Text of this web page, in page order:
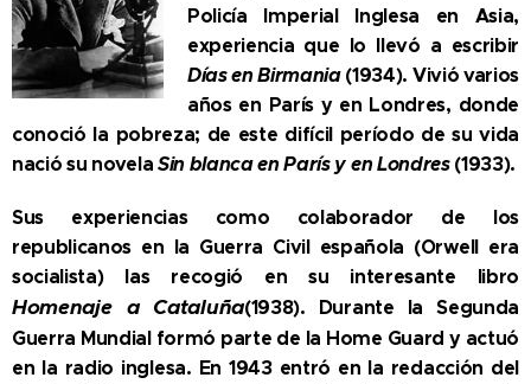
Policía Imperial Inglesa en Asia,
experiencia que lo llevó a escribir
Días en Birmania(1934). Vivió varios
años en París y en Londres, donde
conoció la pobreza; de este difícil período de su vida
nació su novelaSin blanca en París y en Londres(1933).
Sus experiencias como colaborador de los
republicanos en la Guerra Civil española (Orwell era
socialista) las recogió en su interesante libro
Homenaje a Cataluña(1938). Durante la Segunda
Guerra Mundial formó parte de la Home Guard y actuó
en la radio inglesa. En 1943 entró en la redacción del